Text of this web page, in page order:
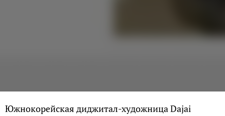
Южнокорейская диджитал-художница Dajai